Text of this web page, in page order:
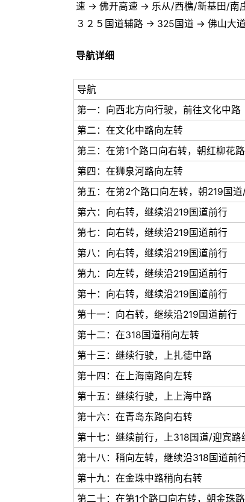
速 → 佛开高速 → 乐从/西樵/新基田/
３２５国道辅路 → 325国道 → 佛山大
导航详细
导航
第一：向西北方向行驶，前往文化中路
第二：在文化中路向左转
第三：在第1个路口向右转，朝红柳花
第四：在狮泉河路向左转
第五：在第2个路口向左转，朝219国
第六：向右转，继续沿219国道前行
第七：向右转，继续沿219国道前行
第八：向右转，继续沿219国道前行
第九：向左转，继续沿219国道前行
第十：向右转，继续沿219国道前行
第十一：向右转，继续沿219国道前行
第十二：在318国道稍向左转
第十三：继续行驶，上扎德中路
第十四：在上海南路向左转
第十五：继续行驶，上上海中路
第十六：在青岛东路向右转
第十七：继续前行，上318国道/迎宾路
第十八：稍向左转，继续沿318国道前
第十九：在金珠中路稍向右转
第二十：在第1个路口向右转，朝金珠